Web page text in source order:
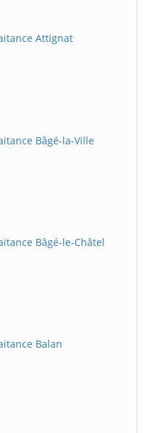
Attignat
Bâgé-la-Ville
Bâgé-le-Châtel
Balan